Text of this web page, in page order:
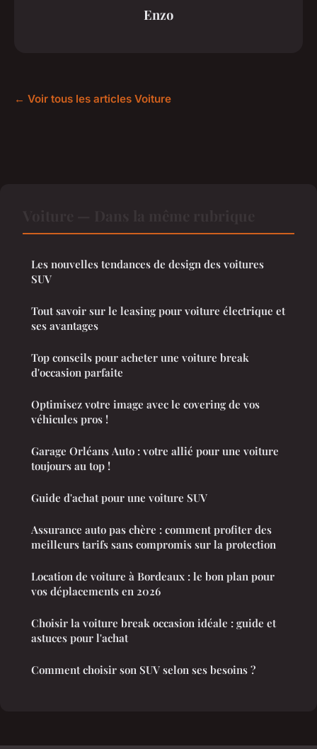
Enzo
← Voir tous les articles Voiture
Les nouvelles tendances de design des voitures
SUV
Tout savoir sur le leasing pour voiture électrique et
ses avantages
Top conseils pour acheter une voiture break
d'occasion parfaite
Optimisez votre image avec le covering de vos
véhicules pros !
Garage Orléans Auto : votre allié pour une voiture
toujours au top !
Guide d'achat pour une voiture SUV
Assurance auto pas chère : comment profiter des
meilleurs tarifs sans compromis sur la protection
Location de voiture à Bordeaux : le bon plan pour
vos déplacements en 2026
Choisir la voiture break occasion idéale : guide et
astuces pour l'achat
Comment choisir son SUV selon ses besoins ?